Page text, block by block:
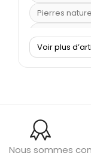
Pierres
Pierre de
Obsidienne
Voir plus
Nous sommes